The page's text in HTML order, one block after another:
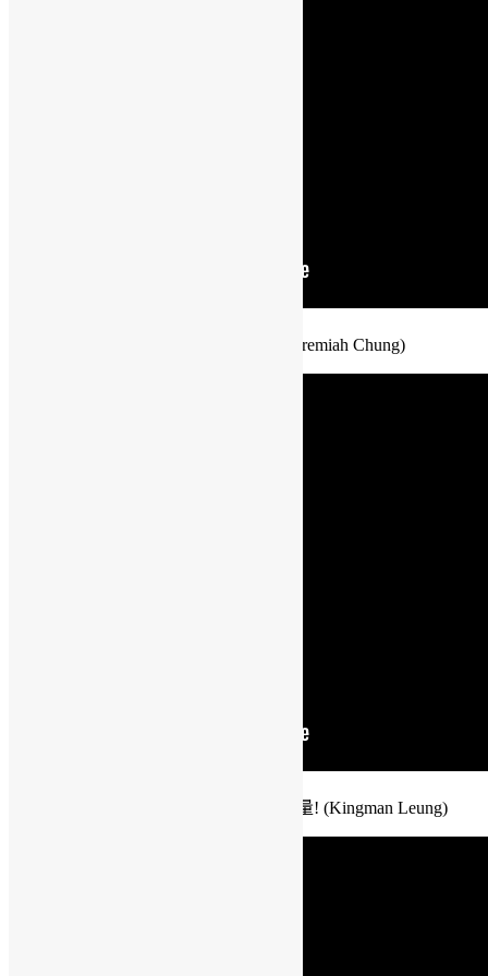
13:30 介紹 lingtransoft 語言科技資源 (Jeremiah Chung)
14:00 阿公阿嬤可以是開放社群的新力量! (Kingman Leung)